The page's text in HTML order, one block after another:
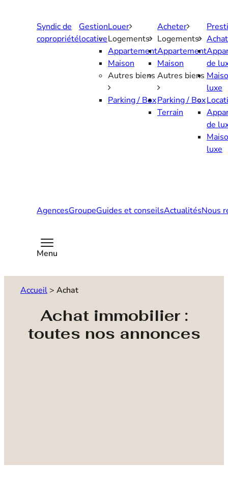
Syndic de
copropriété
Gestion
locative
Louer
Logements
Appartement
Maison
Autres biens
Parking / Box
Acheter
Logements
Appartement
Maison
Autres biens
Parking / Box
Terrain
Achat
de
luxe
de
luxe
AgencesGroupeGuides et conseilsActualitésNous
Menu
Accueil > Achat
Achat immobilier :
toutes nos annonces